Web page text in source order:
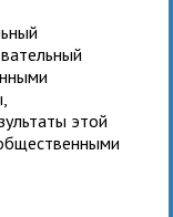
этой